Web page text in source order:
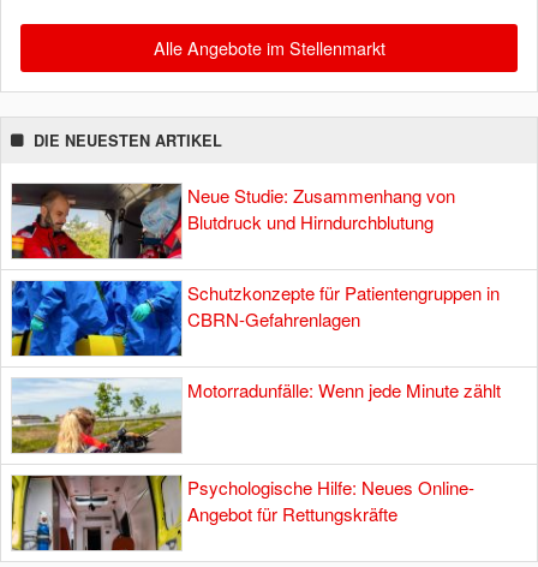
Alle Angebote im Stellenmarkt
DIE NEUESTEN ARTIKEL
Neue Studie: Zusammenhang von
Blutdruck und Hirndurchblutung
Schutzkonzepte für Patientengruppen in
CBRN-Gefahrenlagen
Motorradunfälle: Wenn jede Minute zählt
Psychologische Hilfe: Neues Online-
Angebot für Rettungskräfte